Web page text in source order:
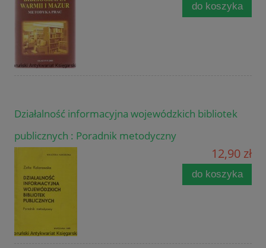
do koszyka
Działalność informacyjna wojewódzkich bibliotek
publicznych : Poradnik metodyczny
12,90 zł
do koszyka